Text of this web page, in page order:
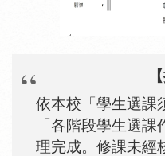
依本校「學生選課
「各階段學生選
理完成。修課未經